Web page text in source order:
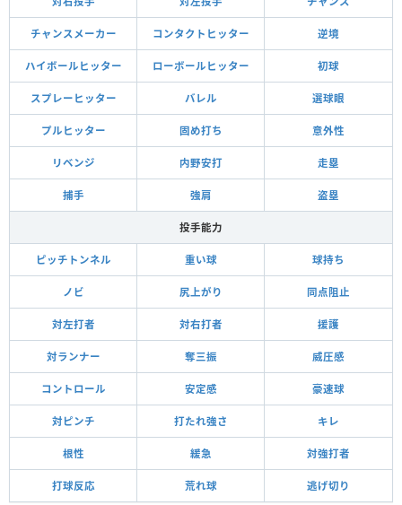
チャンスメーカー コンタクトヒッター 逆境
ハイボールヒッター ローボールヒッター 初球
スプレーヒッター バレル 選球眼
プルヒッター 固め打ち 意外性
リベンジ 内野安打 走塁
捕手 強肩 盗塁
投手能力
ピッチトンネル 重い球 球持ち
ノビ 尻上がり 同点阻止
対左打者 対右打者 援護
対ランナー 奪三振 威圧感
コントロール 安定感 豪速球
対ピンチ 打たれ強さ キレ
根性 緩急 対強打者
打球反応 荒れ球 逃げ切り